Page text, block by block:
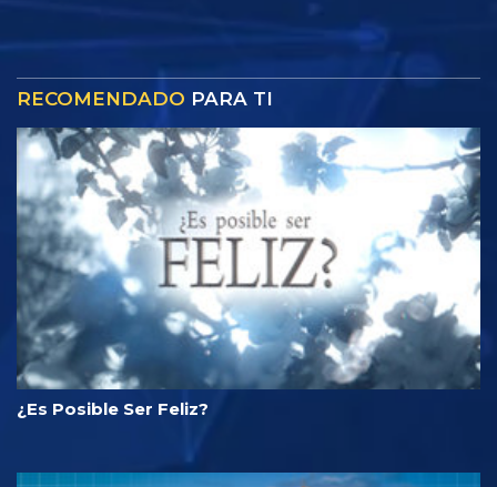
RECOMENDADO PARA TI
¿Es Posible Ser Feliz?